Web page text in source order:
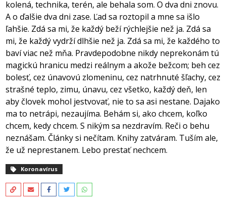
kolená, technika, terén, ale behala som. O dva dni znovu.
A o ďalšie dva dni zase. Ľad sa roztopil a mne sa išlo
ľahšie. Zdá sa mi, že každý beží rýchlejšie než ja. Zdá sa
mi, že každý vydrží dlhšie než ja. Zdá sa mi, že každého to
baví viac než mňa. Pravdepodobne nikdy neprekonám tú
magickú hranicu medzi reálnym a akože bežcom; beh cez
bolesť, cez únavovú zlomeninu, cez natrhnuté šľachy, cez
strašné teplo, zimu, únavu, cez všetko, každý deň, len
aby človek mohol jestvovať, nie to sa asi nestane. Dajako
ma to netrápi, nezaujíma. Behám si, ako chcem, koľko
chcem, kedy chcem. S nikým sa nezdravím. Reči o behu
neznášam. Články si nečítam. Knihy zatváram. Tuším ale,
že už neprestanem. Lebo prestať nechcem.
Koronavírus